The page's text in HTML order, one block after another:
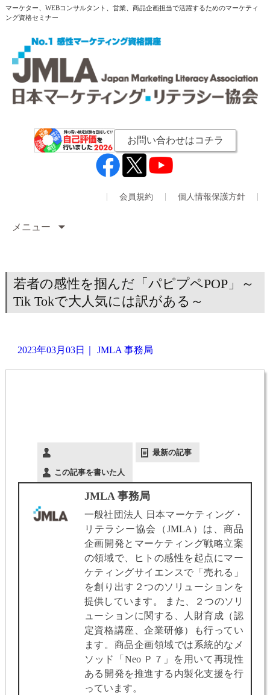
マーケター、WEBコンサルタント、営業、商品企画担当で活躍するためのマーケティ
ング資格セミナー
お問い合わせはコチラ
会員規約 個人情報保護方針
メニュー
若者の感性を掴んだ「パピプペPOP」～
Tik Tokで大人気には訳がある～
2023年03月03日 JMLA 事務局
この記事を書いた人
最新の記事
JMLA 事務局
一般社団法人 日本マーケティング・
リテラシー協会（JMLA）は、商品
企画開発とマーケティング戦略立案
の領域で、ヒトの感性を起点にマー
ケティングサイエンスで「売れる」
を創り出す２つのソリューションを
提供しています。 また、２つのソリ
ューションに関する、人財育成（認
定資格講座、企業研修）も行ってい
ます。商品企画領域では系統的なメ
ソッド「Neo Ｐ７」を用いて再現性
ある開発を推進する内製化支援を行
っています。